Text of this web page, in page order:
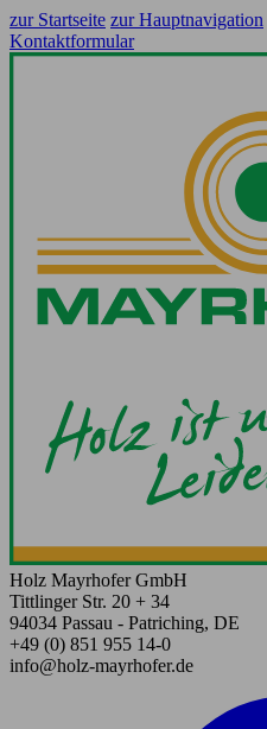
zur Startseite zur Hauptnavigation
Kontaktformular
Holz Mayrhofer GmbH
Tittlinger Str. 20 + 34
94034 Passau - Patriching, DE
+49 (0) 851 955 14-0
info@holz-mayrhofer.de